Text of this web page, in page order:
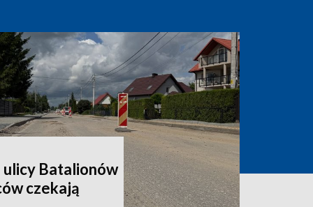
Batalionów
czekają